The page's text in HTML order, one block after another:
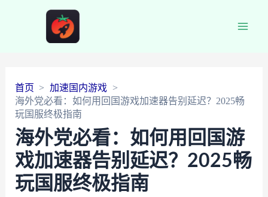
首页
加速国内游戏
海外党必看：如何用回国游戏加速器告别延迟？2025畅
玩国服终极指南
海外党必看：如何用回国游
戏加速器告别延迟？2025畅
玩国服终极指南